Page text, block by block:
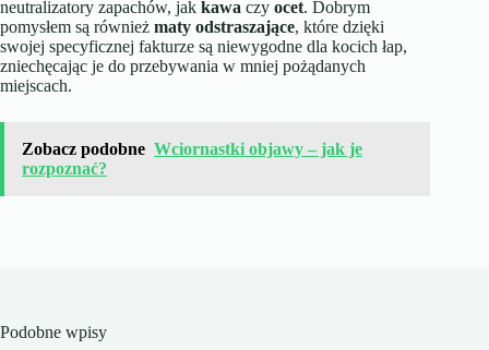
neutralizatory zapachów, jak kawa czy ocet. Dobrym
pomysłem są również maty odstraszające, które dzięki
swojej specyficznej fakturze są niewygodne dla kocich łap,
zniechęcając je do przebywania w mniej pożądanych
miejscach.
Zobacz podobne Wciornastki objawy – jak je
rozpoznać?
Podobne wpisy